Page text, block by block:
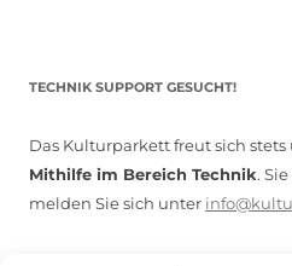
TECHNIK SUPPORT GESUCHT!
Das Kulturparkett freut sich stets
Mithilfe im Bereich Technik.
melden Sie sich unter